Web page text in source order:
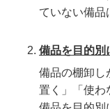
ていない備品
備品を目的別
備品の棚卸し
置く」「使わ